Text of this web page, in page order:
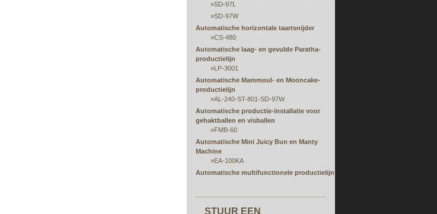
»SD-97L
»SD-97W
Automatische horizontale taartsnijder
»CS-480
Automatische laag- en gevulde Paratha-
productielijn
»LP-3001
Automatische Mammoul- en Mooncake-
productielijn
»AL-240-ST-801-SD-97W
Automatische productie-installatie voor
gehaktballen en visballen
»FMB-60
Automatische Mini Juicy Bun en Manty
Machine
»EA-100KA
Automatische multifunctionele productielijn
»RPS-serie
STUUR EEN